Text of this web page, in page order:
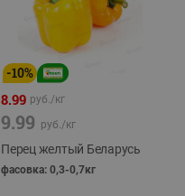
-10%
8.99 руб./кг
9.99 руб./кг
Перец желтый Беларусь
фасовка: 0,3-0,7кг